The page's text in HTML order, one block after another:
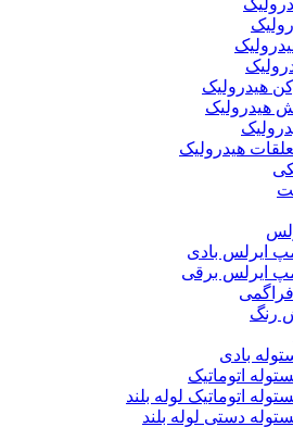
هیدرولیک
هیدرولیک
هیدرولیک
ایرلس بادی
ایرلس برقی
رنگ
بادی
اتوماتیک
اتوماتیک لوله بلند
دستی لوله بلند